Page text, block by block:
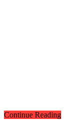
Continue Reading